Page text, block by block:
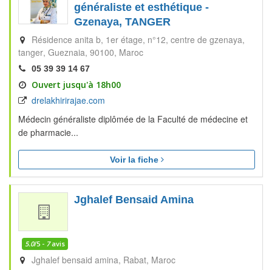
généraliste et esthétique -
Gzenaya, TANGER
Résidence anita b, 1er étage, n°12, centre de gzenaya,
tanger Gueznaia 90100 Maroc
05 39 39 14 67
Ouvert jusqu'à 18h00
drelakhirirajae.com
Médecin généraliste diplômée de la Faculté de médecine et
de pharmacie...
Voir la fiche
Jghalef Bensaid Amina
5.0/5 - 7avis
Jghalef bensaid amina Rabat Maroc